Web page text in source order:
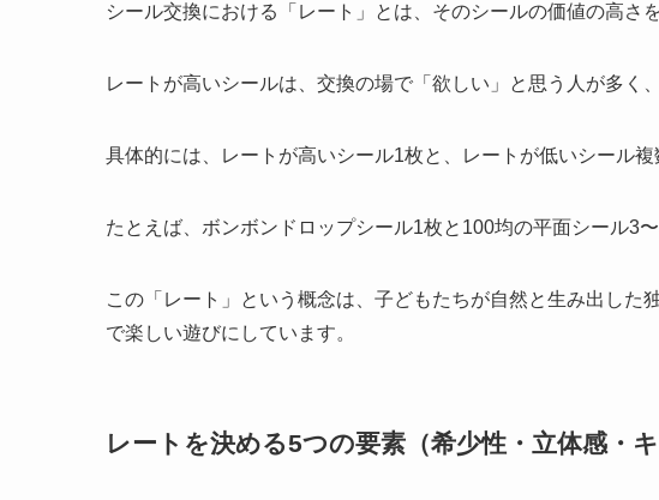
シール交換における「レート」とは、そのシールの価値の高さ
レートが高いシールは、交換の場で「欲しい」と思う人が多く
具体的には、レートが高いシール1枚と、レートが低いシール
たとえば、ボンボンドロップシール1枚と100均の平面シール3
この「レート」という概念は、子どもたちが自然と生み出した
で楽しい遊びにしています。
レートを決める5つの要素（希少性・立体感・